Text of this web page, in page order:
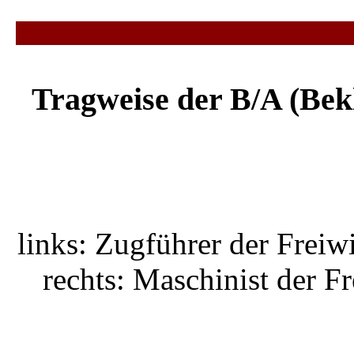
Tragweise der B/A
links: Zugführer der
rechts: Maschinist der